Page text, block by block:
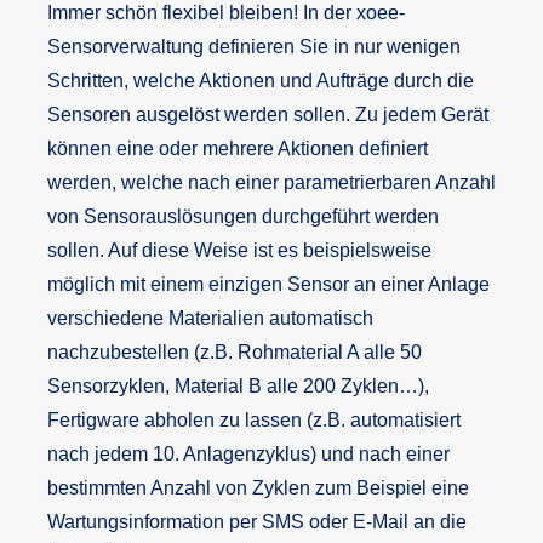
Immer schön flexibel bleiben! In der xoee-
Sensorverwaltung definieren Sie in nur wenigen
Schritten, welche Aktionen und Aufträge durch die
Sensoren ausgelöst werden sollen. Zu jedem Gerät
können eine oder mehrere Aktionen definiert
werden, welche nach einer parametrierbaren Anzahl
von Sensorauslösungen durchgeführt werden
sollen. Auf diese Weise ist es beispielsweise
möglich mit einem einzigen Sensor an einer Anlage
verschiedene Materialien automatisch
nachzubestellen (z.B. Rohmaterial A alle 50
Sensorzyklen, Material B alle 200 Zyklen…),
Fertigware abholen zu lassen (z.B. automatisiert
nach jedem 10. Anlagenzyklus) und nach einer
bestimmten Anzahl von Zyklen zum Beispiel eine
Wartungsinformation per SMS oder E-Mail an die